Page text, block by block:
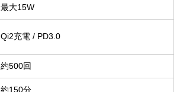
最大15W
Qi2充電 / PD3.0
約500回
約150分